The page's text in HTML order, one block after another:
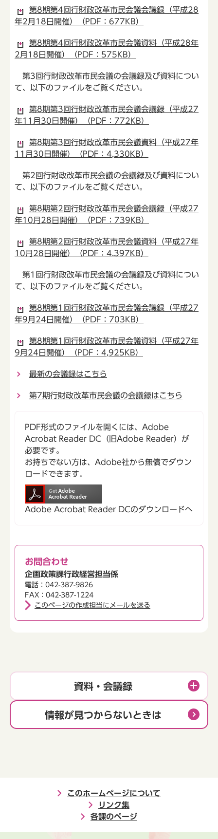
第8期第4回行財政改革市民会議会議録（平成28
年2月18日開催）（PDF：677KB）
第8期第4回行財政改革市民会議資料（平成28年
2月18日開催）（PDF：575KB）
第3回行財政改革市民会議の会議録及び資料につい
て、以下のファイルをご覧ください。
第8期第3回行財政改革市民会議会議録（平成27
年11月30日開催）（PDF：772KB）
第8期第3回行財政改革市民会議資料（平成27年
11月30日開催）（PDF：4,330KB）
第2回行財政改革市民会議の会議録及び資料につい
て、以下のファイルをご覧ください。
第8期第2回行財政改革市民会議会議録（平成27
年10月28日開催）（PDF：739KB）
第8期第2回行財政改革市民会議資料（平成27年
10月28日開催）（PDF：4,397KB）
第1回行財政改革市民会議の会議録及び資料につい
て、以下のファイルをご覧ください。
第8期第1回行財政改革市民会議会議録（平成27
年9月24日開催）（PDF：703KB）
第8期第1回行財政改革市民会議資料（平成27年
9月24日開催）（PDF：4,925KB）
最新の会議録はこちら
第7期行財政改革市民会議の会議録はこちら
PDF形式のファイルを開くには、Adobe
Acrobat Reader DC（旧Adobe Reader）が
必要です。
お持ちでない方は、Adobe社から無償でダウン
ロードできます。
Adobe Acrobat Reader DCのダウンロードへ
お問合わせ
企画政策課行政経営担当係
電話：042-387-9826
FAX：042-387-1224
このページの作成担当にメールを送る
資料・会議録
情報が見つからないときは
このホームページについて
リンク集
各課のページ